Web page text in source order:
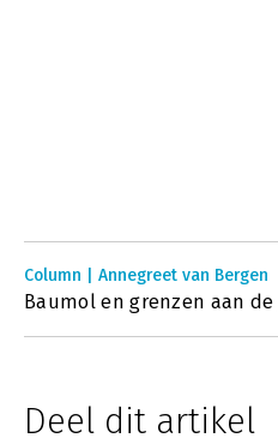
Column | Annegreet van Bergen
Baumol en grenzen aan de
Deel dit artikel